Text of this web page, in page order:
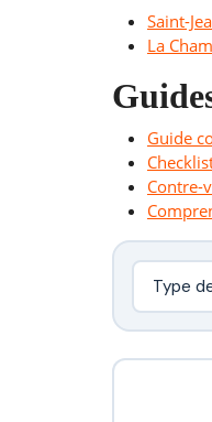
Saint-
La
Guide
Contre-